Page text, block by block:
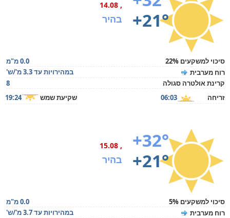
+21°
, 14.08
בהיר
סיכוי למשקעים 22%
0.0 מ"מ
רוח מערבית
במהירויות עד 3.3 מ'/ש'
קרינת אולטרה סגולה
8
זריחה
06:03 שקיעת שמש 19:24
+32°
+21°
, 15.08
בהיר
סיכוי למשקעים 5%
0.0 מ"מ
רוח מערבית
במהירויות עד 3.7 מ'/ש'